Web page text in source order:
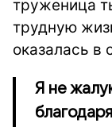
труженица
трудную
оказалась в
Я не